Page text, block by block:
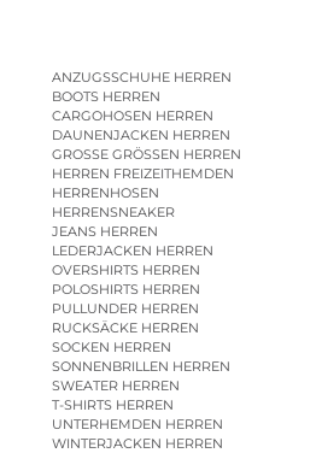
ANZUGSSCHUHE HERREN
BOOTS HERREN
CARGOHOSEN HERREN
DAUNENJACKEN HERREN
GROSSE GRÖSSEN HERREN
HERREN FREIZEITHEMDEN
HERRENHOSEN
HERRENSNEAKER
JEANS HERREN
LEDERJACKEN HERREN
OVERSHIRTS HERREN
POLOSHIRTS HERREN
PULLUNDER HERREN
RUCKSÄCKE HERREN
SOCKEN HERREN
SONNENBRILLEN HERREN
SWEATER HERREN
T-SHIRTS HERREN
UNTERHEMDEN HERREN
WINTERJACKEN HERREN